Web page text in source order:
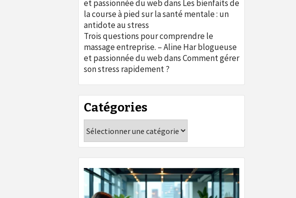
et passionnée du webdans Les bienfaits de
la course à pied sur la santé mentale : un
antidote au stress
Trois questions pour comprendre le
massage entreprise. – Aline Har blogueuse
et passionnée du webdansComment gérer
son stress rapidement ?
Catégories